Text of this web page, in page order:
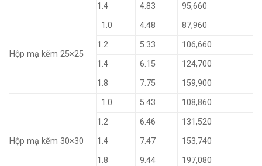
1.4
4.83 95,660
Hộp mạ kẽm 25×25
1.0 4.48
87,960
1.2
5.33
106,660
1.4
6.15
124,700
1.8
7.75 159,900
Hộp mạ kẽm 30×30
1.0 5.43
108,860
1.2
6.46
131,520
1.4
7.47
153,740
1.8
9.44
197,080